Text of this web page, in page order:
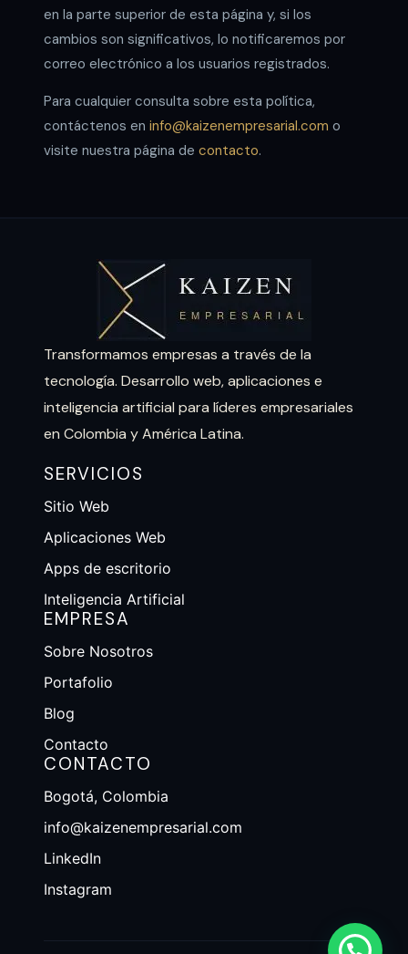
en la parte superior de esta página y, si los
cambios son significativos, lo notificaremos por
correo electrónico a los usuarios registrados.
Para cualquier consulta sobre esta política,
contáctenos en info@kaizenempresarial.com o
visite nuestra página de contacto.
Transformamos empresas a través de la
tecnología. Desarrollo web, aplicaciones e
inteligencia artificial para líderes empresariales
en Colombia y América Latina.
SERVICIOS
Sitio Web
Aplicaciones Web
Apps de escritorio
Inteligencia Artificial
EMPRESA
Sobre Nosotros
Portafolio
Blog
Contacto
CONTACTO
Bogotá, Colombia
info@kaizenempresarial.com
LinkedIn
Instagram